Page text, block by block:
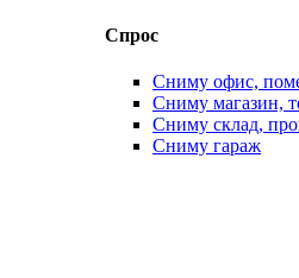
Спрос
Сниму офис,
Сниму магазин,
Сниму склад,
Сниму гараж